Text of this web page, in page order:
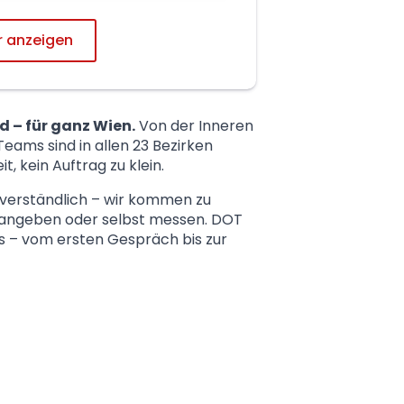
anzeigen
– für ganz Wien.Von der Inneren
sind in allen 23 Bezirken
kein Auftrag zu klein.
– wir kommen zu
oder selbst messen. DOT
vom ersten Gespräch bis zur